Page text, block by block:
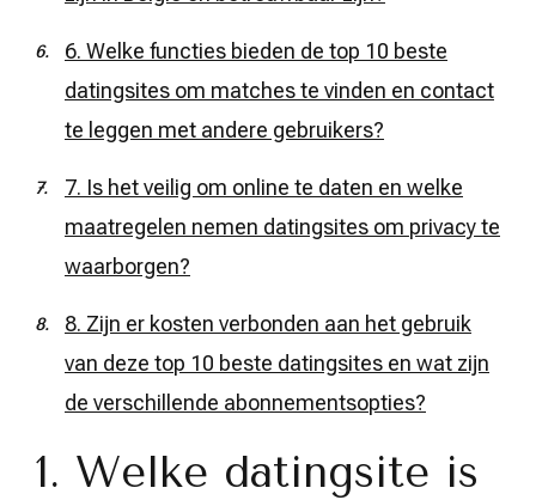
6. Welke functies bieden de top 10 beste
datingsites om matches te vinden en contact
te leggen met andere gebruikers?
7. Is het veilig om online te daten en welke
maatregelen nemen datingsites om privacy te
waarborgen?
8. Zijn er kosten verbonden aan het gebruik
van deze top 10 beste datingsites en wat zijn
de verschillende abonnementsopties?
1. Welke datingsite is